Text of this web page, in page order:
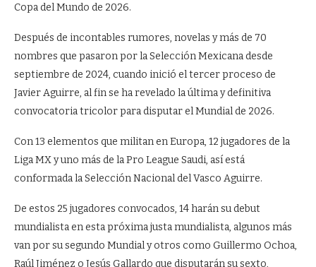
Copa del Mundo de 2026.
Después de incontables rumores, novelas y más de 70
nombres que pasaron por la Selección Mexicana desde
septiembre de 2024, cuando inició el tercer proceso de
Javier Aguirre, al fin se ha revelado la última y definitiva
convocatoria tricolor para disputar el Mundial de 2026.
Con 13 elementos que militan en Europa, 12 jugadores de la
Liga MX y uno más de la Pro League Saudi, así está
conformada la Selección Nacional del Vasco Aguirre.
De estos 25 jugadores convocados, 14 harán su debut
mundialista en esta próxima justa mundialista, algunos más
van por su segundo Mundial y otros como Guillermo Ochoa,
Raúl Jiménez o Jesús Gallardo que disputarán su sexto,